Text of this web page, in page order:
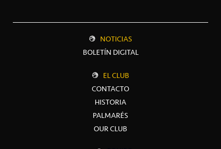
NOTICIAS
BOLETÍN DIGITAL
EL CLUB
CONTACTO
HISTORIA
PALMARÉS
OUR CLUB